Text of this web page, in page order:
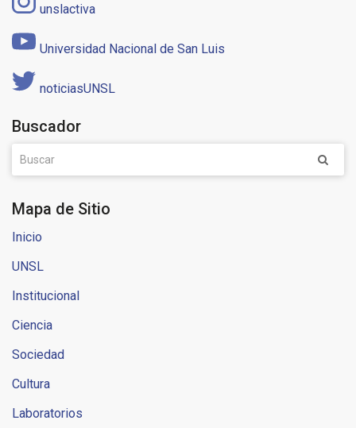
unslactiva
Universidad Nacional de San Luis
noticiasUNSL
Buscador
Mapa de Sitio
Inicio
UNSL
Institucional
Ciencia
Sociedad
Cultura
Laboratorios